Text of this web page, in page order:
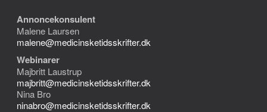
Annoncekonsulent
Malene Laursen
malene@medicinsketidsskrifter.dk
Webinarer
Majbritt Laustrup
majbritt@medicinsketidsskrifter.dk
Nina Bro
ninabro@medicinsketidsskrifter.dk